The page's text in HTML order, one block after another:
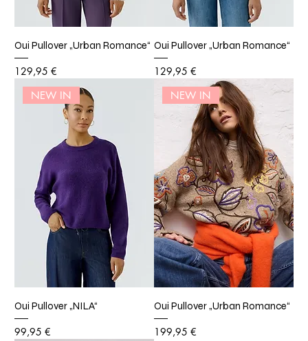
Oui Pullover „Urban Romance“
Preis
129,95 €
Oui Pullover „Urban Romance“
Preis
129,95 €
NEW IN
Oui Pullover „NILA“
Preis
99,95 €
NEW IN
Oui Pullover „Urban Romance“
Preis
199,95 €